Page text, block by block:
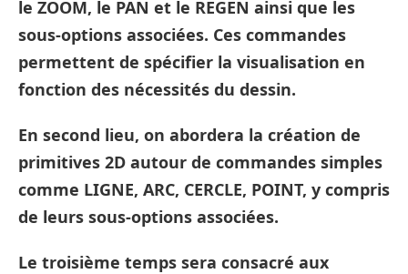
le ZOOM, le PAN et le REGEN ainsi que les
sous-options associées. Ces commandes
permettent de spécifier la visualisation en
fonction des nécessités du dessin.
En second lieu, on abordera la création de
primitives 2D autour de commandes simples
comme LIGNE, ARC, CERCLE, POINT, y compris
de leurs sous-options associées.
Le troisième temps sera consacré aux